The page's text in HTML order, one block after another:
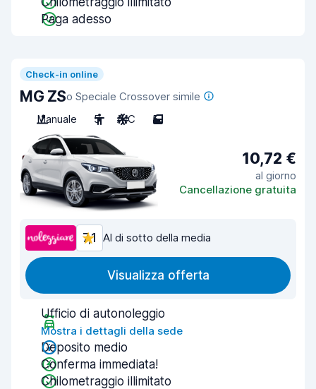
Paga adesso
Check-in online
MG ZSo Speciale Crossover simile
Manuale
5 A/C 5
10,72 €
al giorno
Cancellazione gratuita
7,1 Al di sotto della media
Visualizza offerta
Ufficio di autonoleggio
Mostra i dettagli della sede
Deposito medio
Conferma immediata!
Chilometraggio illimitato